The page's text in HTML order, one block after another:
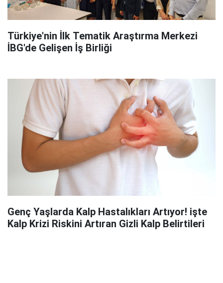
Türkiye'nin İlk Tematik Araştırma Merkezi
İBG'de Gelişen İş Birliği
Genç Yaşlarda Kalp Hastalıkları Artıyor! işte
Kalp Krizi Riskini Artıran Gizli Kalp Belirtileri